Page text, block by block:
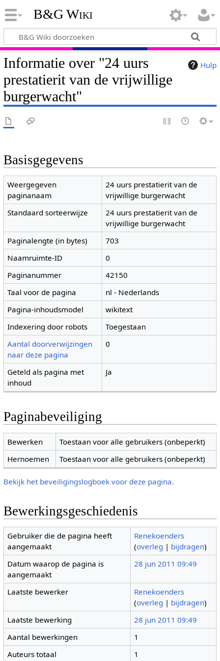
B&G Wiki
Hulp
Informatie over "24 uurs
prestatierit van de vrijwillige
burgerwacht"
Basisgegevens
Weergegeven
paginanaam
24 uurs prestatierit van de
vrijwillige burgerwacht
Standaard sorteerwijze
24 uurs prestatierit van de
vrijwillige burgerwacht
Paginalengte (in bytes)
703
Naamruimte-ID
0
Paginanummer
42150
Taal voor de pagina
nl - Nederlands
Pagina-inhoudsmodel
wikitext
Indexering door robots
Toegestaan
Aantal doorverwijzingen
naar deze pagina
0
Geteld als pagina met
inhoud
Ja
Paginabeveiliging
Bewerken
Toestaan voor alle gebruikers (onbeperkt)
Hernoemen
Toestaan voor alle gebruikers (onbeperkt)
Bekijk het beveiligingslogboek voor deze pagina.
Bewerkingsgeschiedenis
Gebruiker die de pagina heeft
aangemaakt
Renekoenders
(overleg | bijdragen)
Datum waarop de pagina is
aangemaakt
28 jun 2011 09:49
Laatste bewerker
Renekoenders
(overleg | bijdragen)
Laatste bewerking
28 jun 2011 09:49
Aantal bewerkingen
1
Auteurs totaal
1